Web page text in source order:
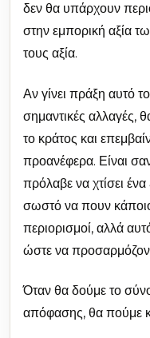
δεν θα υπάρχουν
στην εμπορική αξία
τους αξία.
Αν γίνει πράξη αυτό
σημαντικές αλλαγές,
το κράτος και
προανέφερα. Είναι
πρόλαβε να χτίσει
σωστό να πουν
περιορισμοί, αλλά
ώστε να
Όταν θα δούμε το
απόφασης, θα πούμε